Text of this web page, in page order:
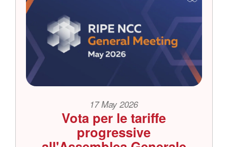
17 May 2026
Vota per le tariffe
progressive